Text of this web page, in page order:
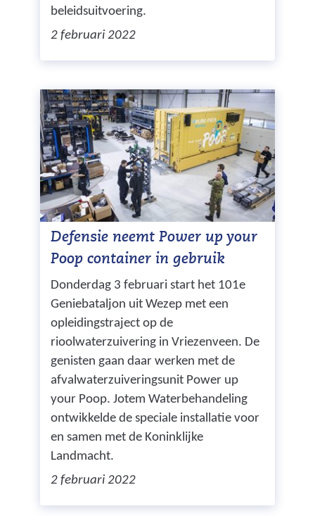
beleidsuitvoering.
2 februari 2022
Defensie neemt Power up your
Poop container in gebruik
Donderdag 3 februari start het 101e
Geniebataljon uit Wezep met een
opleidingstraject op de
rioolwaterzuivering in Vriezenveen. De
genisten gaan daar werken met de
afvalwaterzuiveringsunit Power up
your Poop. Jotem Waterbehandeling
ontwikkelde de speciale installatie voor
en samen met de Koninklijke
Landmacht.
2 februari 2022